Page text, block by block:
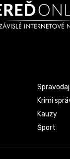
Krimi
Kauzy
Šport